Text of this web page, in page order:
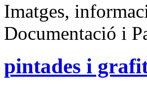
Imatges,
Documentació i
pintades i